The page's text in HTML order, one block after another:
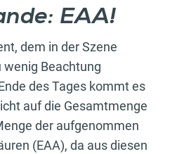
EAA!
dem in der Szene
Beachtung
des Tages kommt es
auf die Gesamtmenge
der aufgenommen
(EAA), da aus diesen